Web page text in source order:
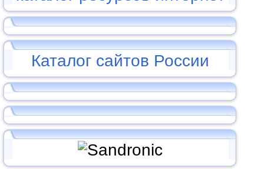
Каталог сайтов России